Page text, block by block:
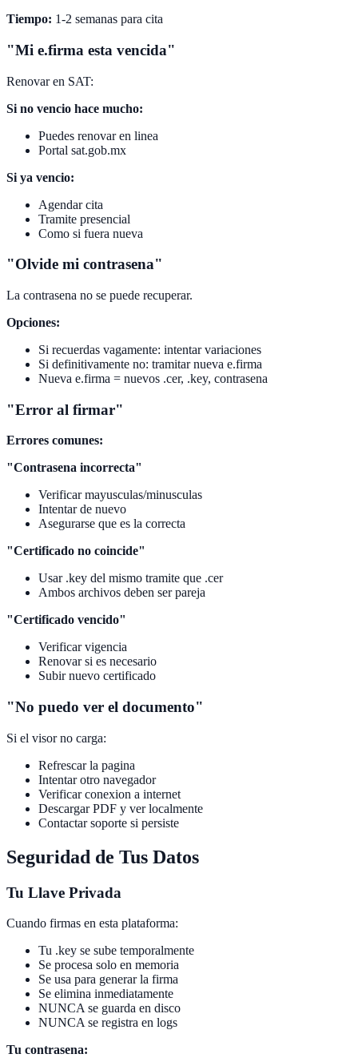
Tiempo: 1-2 semanas para cita
"Mi e.firma esta vencida"
Renovar en SAT:
Si no vencio hace mucho:
Puedes renovar en linea
Portal sat.gob.mx
Si ya vencio:
Agendar cita
Tramite presencial
Como si fuera nueva
"Olvide mi contrasena"
La contrasena no se puede recuperar.
Opciones:
Si recuerdas vagamente: intentar variaciones
Si definitivamente no: tramitar nueva e.firma
Nueva e.firma = nuevos .cer, .key, contrasena
"Error al firmar"
Errores comunes:
"Contrasena incorrecta"
Verificar mayusculas/minusculas
Intentar de nuevo
Asegurarse que es la correcta
"Certificado no coincide"
Usar .key del mismo tramite que .cer
Ambos archivos deben ser pareja
"Certificado vencido"
Verificar vigencia
Renovar si es necesario
Subir nuevo certificado
"No puedo ver el documento"
Si el visor no carga:
Refrescar la pagina
Intentar otro navegador
Verificar conexion a internet
Descargar PDF y ver localmente
Contactar soporte si persiste
Seguridad de Tus Datos
Tu Llave Privada
Cuando firmas en esta plataforma:
Tu .key se sube temporalmente
Se procesa solo en memoria
Se usa para generar la firma
Se elimina inmediatamente
NUNCA se guarda en disco
NUNCA se registra en logs
Tu contrasena: